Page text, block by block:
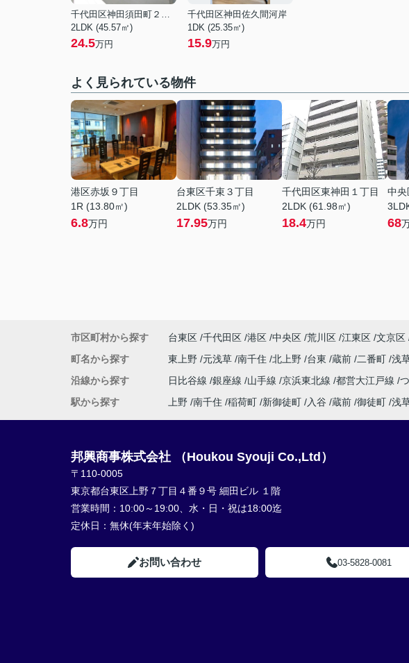
千代田区神田須田町２丁目
2LDK (45.57㎡)
24.5万円
千代田区神田佐久間河岸
1DK (25.35㎡)
15.9万円
よく見られている物件
港区赤坂９丁目
1R (13.80㎡)
6.8万円
台東区千束３丁目
2LDK (53.35㎡)
17.95万円
千代田区東神田１丁目
2LDK (61.98㎡)
18.4万円
中央
68
市区町村から探す 台東区 千代田区 港区 中央区 荒川区 江東区 文京区
町名から探す
東上野 元浅草 南千住 北上野 台東 蔵前 二番町 浅
沿線から探す
日比谷線 銀座線 山手線 京浜東北線 都営大江戸線
駅から探す
上野 南千住 稲荷町 新御徒町 入谷 蔵前 御徒町 浅
邦興商事株式会社 （Houkou Syouji Co.,Ltd）
〒110-0005
東京都台東区上野７丁目４番９号 細田ビル １階
営業時間： 10:00～19:00、水・日・祝は18:00迄
定休日： 無休(年末年始除く)
お問い合わせ 03-5828-0081